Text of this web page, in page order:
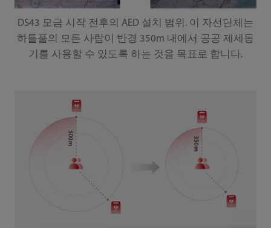
DS43 모금 시작 전후의 AED 설치 범위. 이 자선단체는
하틀풀의 모든 사람이 반경 350m 내에서 공공 제세동
기를 사용할 수 있도록 하는 것을 목표로 합니다.